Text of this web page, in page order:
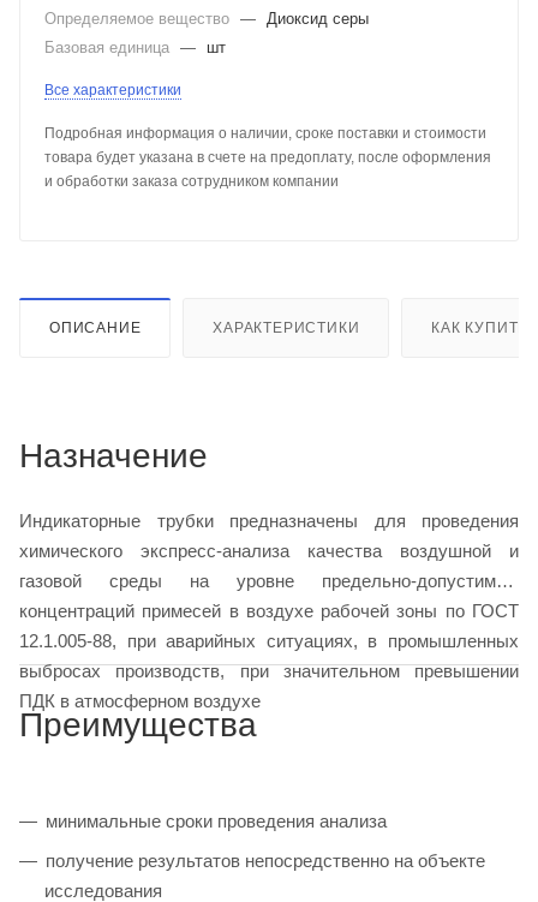
Определяемое вещество —
Диоксид серы
Базовая единица — шт
Все характеристики
Подробная информация о наличии, сроке поставки и стоимости
товара будет указана в счете на предоплату, после оформления
и обработки заказа сотрудником компании
ОПИСАНИЕ ХАРАКТЕРИСТИКИ КАК КУПИТЬ
Назначение
Индикаторные трубки предназначены для проведения
химического экспресс-анализа качества воздушной и
газовой среды на уровне предельно-допустимых
концентраций примесей в воздухе рабочей зоны по ГОСТ
12.1.005-88, при аварийных ситуациях, в промышленных
выбросах производств, при значительном превышении
ПДК в атмосферном воздухе
Преимущества
минимальные сроки проведения анализа
получение результатов непосредственно на объекте
исследования